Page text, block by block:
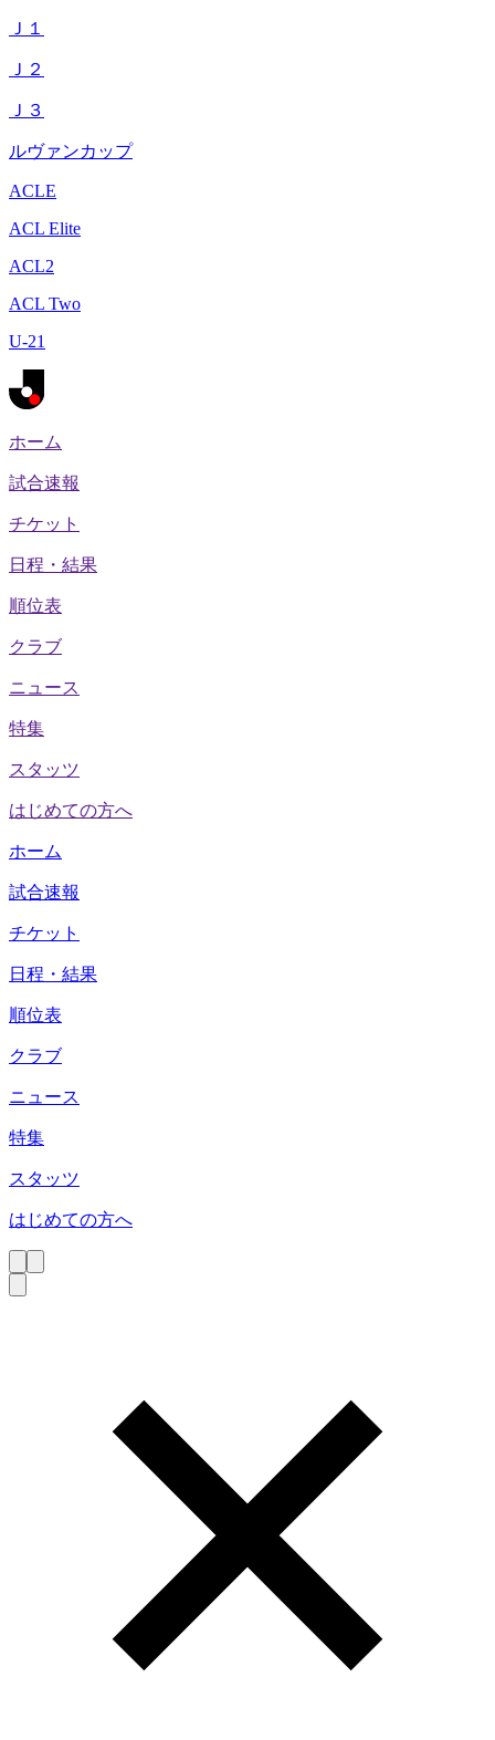
Ｊ１
Ｊ２
Ｊ３
ルヴァンカップ
ACLE
ACL Elite
ACL2
ACL Two
U-21
ホーム
試合速報
チケット
日程・結果
順位表
クラブ
ニュース
特集
スタッツ
はじめての方へ
ホーム
試合速報
チケット
日程・結果
順位表
クラブ
ニュース
特集
スタッツ
はじめての方へ